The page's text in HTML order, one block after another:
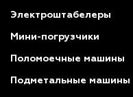
Электроштабелеры
Мини-погрузчики
Поломоечные машины
Подметальные машины